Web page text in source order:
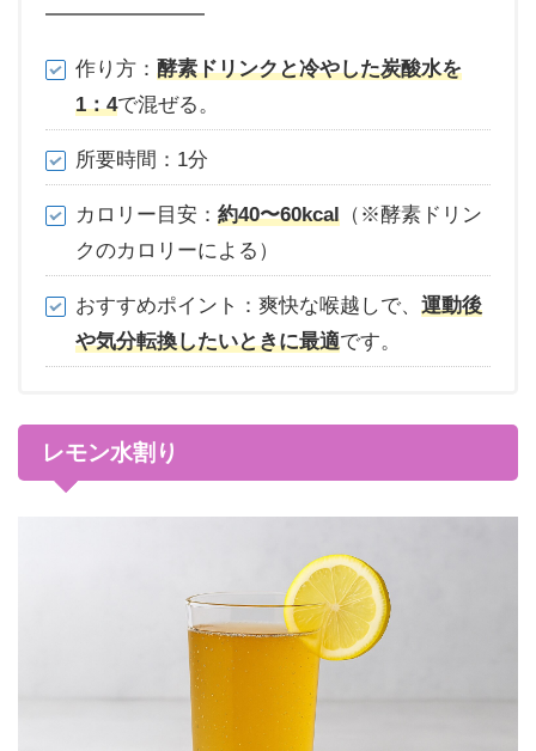
作り方： 酵素ドリンクと冷やした炭酸水を
1：4で混ぜる。
所要時間：1分
カロリー目安： 約40〜60kcal （※酵素ドリン
クのカロリーによる）
おすすめポイント：爽快な喉越しで、 運動後
や気分転換したいときに最適です。
レモン水割り